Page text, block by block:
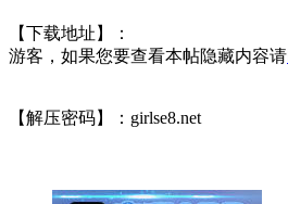
【下载地址】：
游客，如果您要查看本帖隐藏内容请
【解压密码】：girlse8.net